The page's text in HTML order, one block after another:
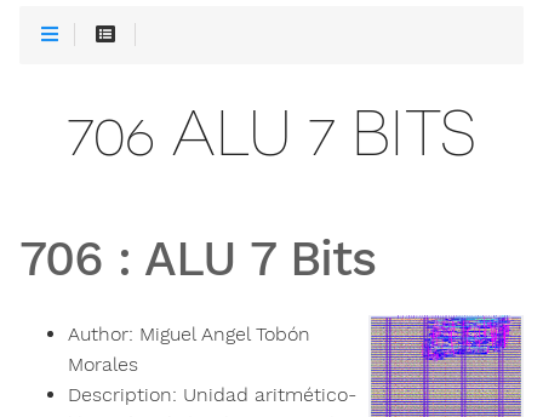
706 ALU 7 BITS
706 : ALU 7 Bits
Author: Miguel Angel Tobón
Morales
Description: Unidad aritmético-